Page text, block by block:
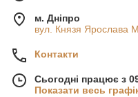
м. Дніпро
вул. Князя Ярослава
Контакти
Сьогодні працює з
Показати весь